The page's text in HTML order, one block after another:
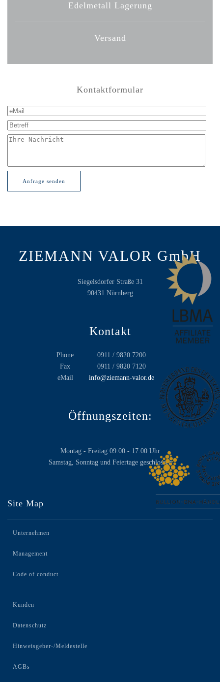
Edelmetall Lagerung
Versand
Kontaktformular
ZIEMANN VALOR GmbH
Siegelsdorfer Straße 31
90431 Nürnberg
Kontakt
Phone
0911 / 9820 7200
Fax
0911 / 9820 7120
eMail
info@ziemann-valor.de
Öffnungszeiten:
Montag - Freitag 09:00 - 17:00 Uhr
Samstag, Sonntag und Feiertage geschlossen
Site Map
Unternehmen
Management
Code of conduct
Kunden
Datenschutz
Hinweisgeber-/Meldestelle
AGBs